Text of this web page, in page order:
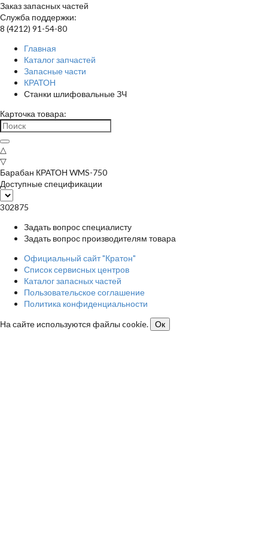
Заказ запасных частей
Служба поддержки:
8 (4212) 91-54-80
Главная
Каталог запчастей
Запасные части
КРАТОН
Станки шлифовальные ЗЧ
Карточка товара:
△
▽
Барабан КРАТОН WMS-750
Доступные спецификации
302875
Задать вопрос специалисту
Задать вопрос производителям товара
Официальный сайт "Кратон"
Список сервисных центров
Каталог запасных частей
Пользовательское соглашение
Политика конфиденциальности
На сайте используются файлы cookie.
Ок